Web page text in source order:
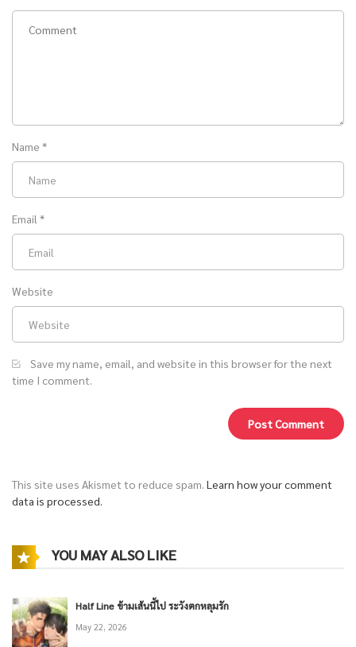
Name *
Email *
Website
Save my name, email, and website in this browser for the next
time I comment.
This site uses Akismet to reduce spam. Learn how your comment
data is processed.
YOU MAY ALSO LIKE
Half Line ข้ามเส้นนี้ไป ระวังตกหลุมรัก
May 22, 2026